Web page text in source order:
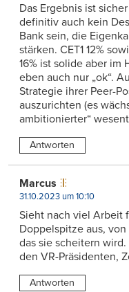
Das Ergebnis ist
definitiv auch kein
Bank sein, die
stärken. CET1 12%
16% ist solide aber im
eben auch nur „ok“.
Strategie ihrer Peer-
auszurichten (es
ambitionierter“
Antworten
Marcus
31.10.2023 um 10:10
Sieht nach viel Arbeit
Doppelspitze aus,
das sie scheitern
den VR-Präsidenten,
Antworten